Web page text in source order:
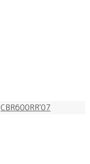
CBR600RR'07